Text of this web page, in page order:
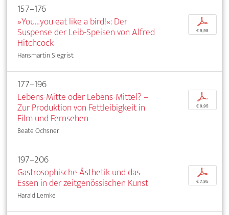
157–176
»You…you eat like a bird!«: Der
Suspense der Leib-Speisen von Alfred
Hitchcock
Hansmartin Siegrist
p
€ 9,95
177–196
Lebens-Mitte oder Lebens-Mittel? –
Zur Produktion von Fettleibigkeit in
Film und Fernsehen
Beate Ochsner
p
€ 9,95
197–206
Gastrosophische Ästhetik und das
Essen in der zeitgenössischen Kunst
Harald Lemke
p
€ 7,95